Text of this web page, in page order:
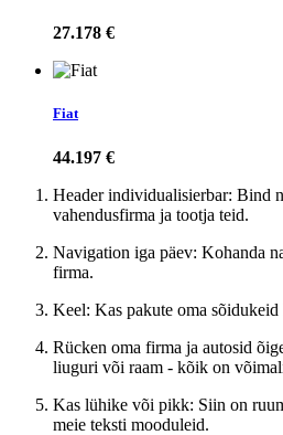
27.178 €
Fiat
44.197 €
Header individualisierbar: Bind
vahendusfirma ja tootja teid.
Navigation iga päev: Kohanda
firma.
Keel: Kas pakute oma
Rücken oma firma ja autosid
liuguri või raam - kõik on
Kas lühike või pikk: Siin on
meie teksti mooduleid.